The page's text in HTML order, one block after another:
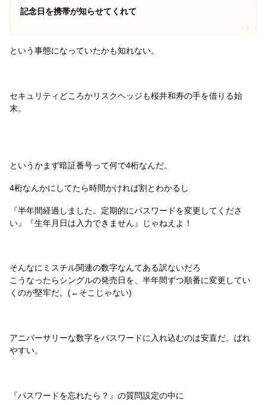
記念日を携帯が知らせてくれて
という事態になっていたかも知れない。
セキュリティどころかリスクヘッジも桜井和寿の手を借りる始
末。
というかまず暗証番号って何で4桁なんだ。
4桁なんかにしてたら時間かければ割とわかるし
『半年間経過しました。定期的にパスワードを変更してくださ
い』『生年月日は入力できません』じゃねえよ！
そんなにミスチル関連の数字なんてある訳ないだろ
こうなったらシングルの発売日を、半年間ずつ順番に変更してい
くのが堅牢だ。(←そこじゃない)
アニバーサリーな数字をパスワードに入れ込むのは安直だ。ばれ
やすい。
『パスワードを忘れたら？』の質問設定の中に